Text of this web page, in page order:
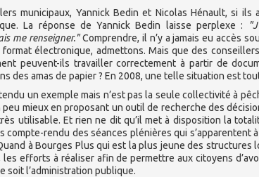
municipaux, Yannick Bedin et Nicolas Hénault, si
La réponse de Yannick Bedin laisse perplexe :
me renseigner."Comprendre, il n’y a jamais eu accès
électronique, admettons. Mais que des
peuvent-ils travailler correctement à partir de
des amas de papier ? En 2008, une telle situation est
un exemple mais n’est pas la seule collectivité à
mieux en proposant un outil de recherche des
utilisable. Et rien ne dit qu’il met à disposition la
compte-rendu des séances plénières qui s’apparentent
à Bourges Plus qui est la plus jeune des structures
les efforts à réaliser afin de permettre aux citoyens
soit l’administration publique.